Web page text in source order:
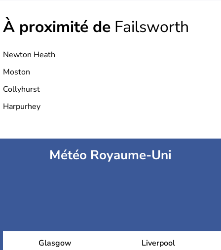
À proximité de Failsworth
Newton Heath
Moston
Collyhurst
Harpurhey
Météo Royaume-Uni
Glasgow Liverpool